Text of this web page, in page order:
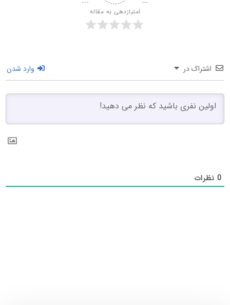
امتیازدهی به مقاله
اشتراک در وارد شدن
0 نظرات